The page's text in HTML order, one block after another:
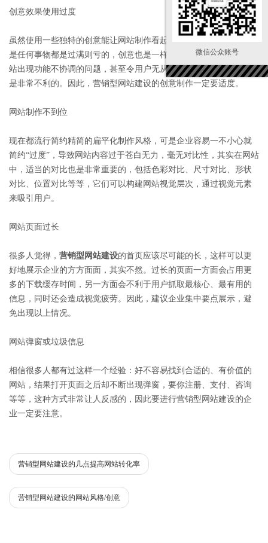
创意效果使用过度
虽然使用一些独特的创意能让网站制作看起来更加特别、出色，但
是任何事物都是过满则亏的，创意也是一样，过多的创意会导致网
站出现功能不协调的问题，甚至令用户无从下手，这对于网站来说
是非常不利的。因此，营销型网站建设的创意制作一定要适度。
网站制作不到位
现在都流行简约精简的扁平化制作风格，可是企业容易一不小心就
简约“过度”，导致网站内容过于苍白无力，毫无对比性，其实在网站
中，适当的对比也是非常重要的，包括色彩对比、尺寸对比、形状
对比、位置对比等等，它们可以构建网站视觉层次，通过视觉元素
来吸引用户。
网站页面过长
很多人觉得， 营销型网站建设的首页应该尽可能的长，这样可以更
好地展示企业的方方面面，其实不然。过长的页面一方面会占用更
多的下载缓存时间，另一方面会不利于用户抓取最核心、最有用的
信息，同时还会造成视觉疲劳。因此，建议企业集中要点展示，避
免出现以上情况。
网站弹窗或垃圾信息
相信很多人都有过这样一个经验：好不容易找到合适的、有价值的
网站，结果打开页面之后却不断出现弹窗，要你注册、支付、咨询
等等，这种方式非常让人反感的，因此要进行营销型网站建设的企
业一定要注意。
营销型网站建设的几点提高网站转化率
营销型网站建设的网站风格/创意
微信公众账号